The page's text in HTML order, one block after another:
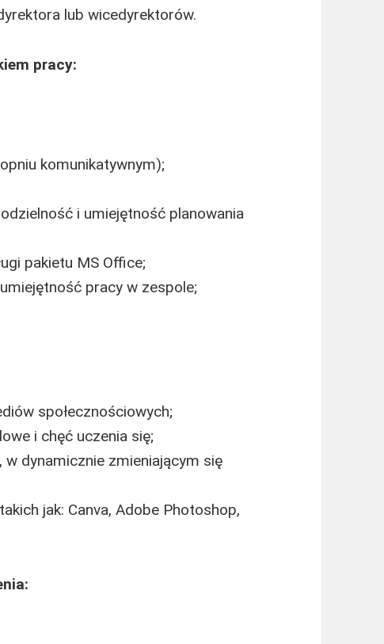
lub wicedyrektorów.
pracy:
komunikatywnym);
i umiejętność planowania
pakietu MS Office;
pracy w zespole;
społecznościowych;
i chęć uczenia się;
dynamicznie zmieniającym się
jak: Canva, Adobe Photoshop,